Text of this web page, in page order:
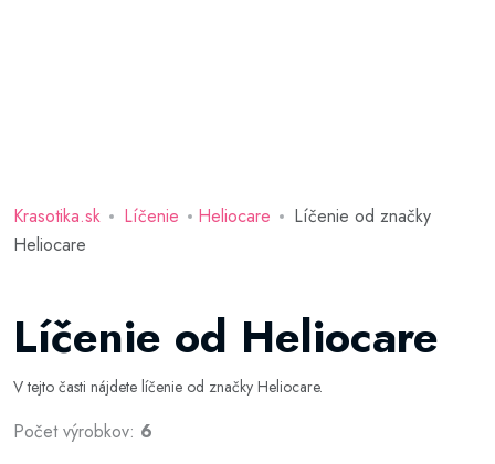
Krasotika.sk Líčenie Heliocare
Líčenie od značky
Heliocare
Líčenie od Heliocare
V tejto časti nájdete líčenie od značky Heliocare.
Počet výrobkov: 6